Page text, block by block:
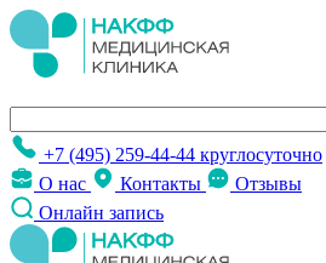
+7 (495) 259-44-44 круглосуточно
О нас
Контакты
Отзывы
Онлайн запись